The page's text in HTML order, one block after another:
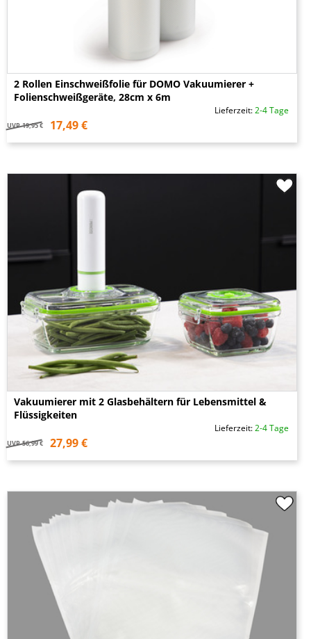
2 Rollen Einschweißfolie für DOMO Vakuumierer +
Folienschweißgeräte, 28cm x 6m
Lieferzeit:2-4 Tage
UVP 19,95 € 17,49 €
Vakuumierer mit 2 Glasbehältern für Lebensmittel &
Flüssigkeiten
Lieferzeit:2-4 Tage
UVP 56,99 € 27,99 €